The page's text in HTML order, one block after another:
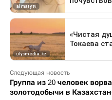
Следующая новость
Группа из 20 человек
золотодобычи в